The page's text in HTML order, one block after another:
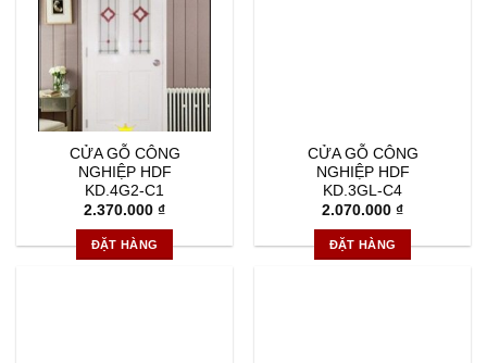
CỬA GỖ CÔNG
NGHIỆP HDF
KD.4G2-C1
2.370.000 ₫
ĐẶT HÀNG
CỬA GỖ CÔNG
NGHIỆP HDF
KD.3GL-C4
2.070.000 ₫
ĐẶT HÀNG